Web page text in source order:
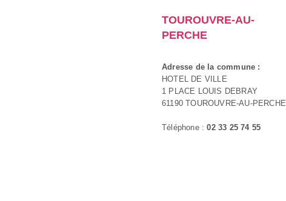
TOUROUVRE-AU-
PERCHE
Adresse de la commune :
HOTEL DE VILLE
1 PLACE LOUIS DEBRAY
61190 TOUROUVRE-AU-PERCHE
Téléphone :02 33 25 74 55